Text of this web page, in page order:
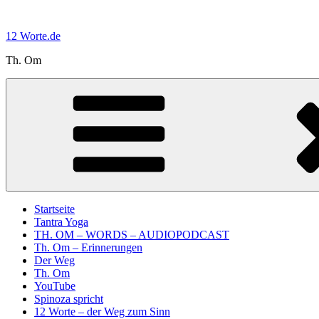
springen
12 Worte.de
Th. Om
Startseite
Tantra Yoga
TH. OM – WORDS – AUDIOPODCAST
Th. Om – Erinnerungen
Der Weg
Th. Om
YouTube
Spinoza spricht
12 Worte – der Weg zum Sinn